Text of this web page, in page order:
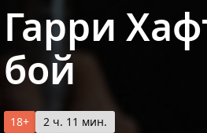
Гарри
бой
18+ 2 ч. 11 мин.